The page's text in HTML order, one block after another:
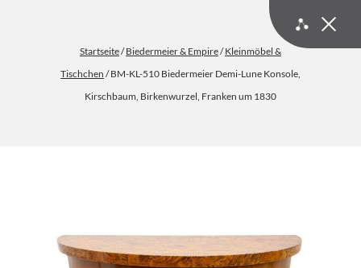
Startseite/Biedermeier & Empire/Kleinmöbel &
Tischchen / BM-KL-510 Biedermeier Demi-Lune Konsole,
Kirschbaum, Birkenwurzel, Franken um 1830